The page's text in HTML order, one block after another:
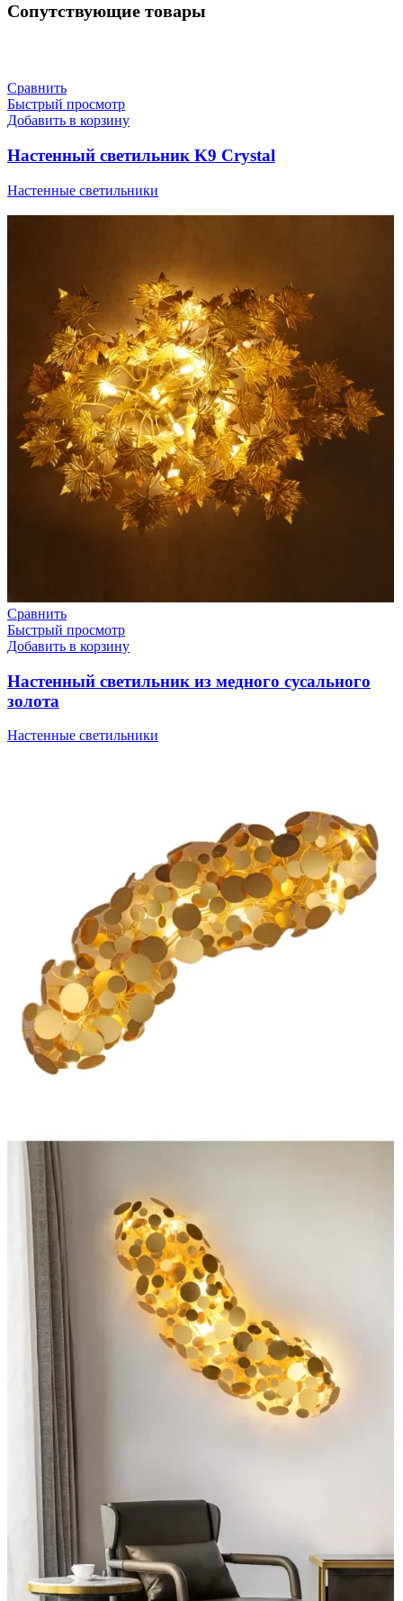
Сопутствующие товары
Сравнить
Быстрый просмотр
Добавить в корзину
Настенный светильник K9 Crystal
Настенные светильники
Сравнить
Быстрый просмотр
Добавить в корзину
Настенный светильник из медного сусального
золота
Настенные светильники